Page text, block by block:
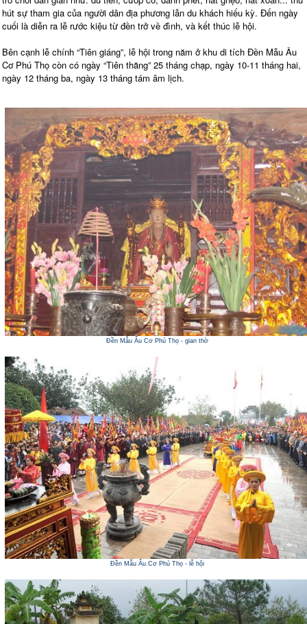
hút sự tham gia của người dân địa phương lẫn du khách hiếu kỳ. Đến ngày
cuối là diễn ra lễ rước kiệu từ đền trở về đình, và kết thúc lễ hội.
Bên cạnh lễ chính “Tiên giáng”, lễ hội trong năm ở khu di tích Đền Mẫu Âu
Cơ Phú Thọ còn có ngày “Tiên thăng” 25 tháng chạp, ngày 10-11 tháng hai,
ngày 12 tháng ba, ngày 13 tháng tám âm lịch.
Đền Mẫu Âu Cơ Phú Thọ - gian thờ
Đền Mẫu Âu Cơ Phú Thọ - lễ hội